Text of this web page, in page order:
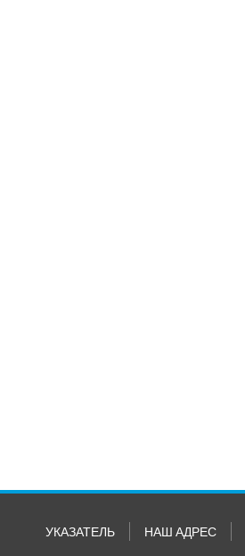
УКАЗАТЕЛЬ НАШ АДРЕС